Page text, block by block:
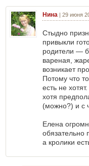
Нина | 29 июня
Стыдно
привыкли
родители —
вареная,
возникает
Потому что
есть не
хотя
(можно?) и с
Елена
обязательно
а кролики